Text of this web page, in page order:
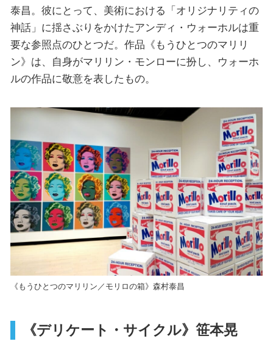
泰昌。彼にとって、美術における「オリジナリティの
神話」に揺さぶりをかけたアンディ・ウォーホルは重
要な参照点のひとつだ。作品《もうひとつのマリリ
ン》は、自身がマリリン・モンローに扮し、ウォーホ
ルの作品に敬意を表したもの。
《もうひとつのマリリン／モリロの箱》森村泰昌
《デリケート・サイクル》笹本晃